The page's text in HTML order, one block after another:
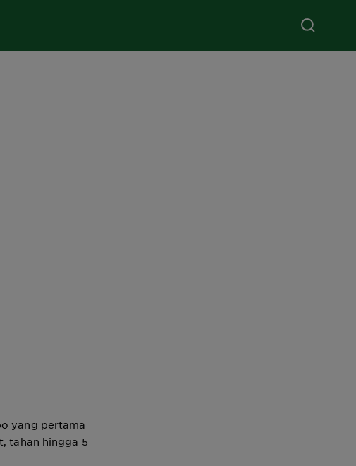
yang pertama
tahan hingga 5